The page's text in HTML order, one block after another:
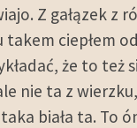
Z gałązek z
ciepłem
że to też
nie ta z
biała ta. To